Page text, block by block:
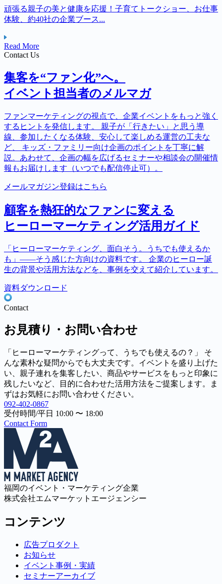
頑張る親子の美と健康を応援！子育てトークショー、お仕事
体験、約40社の企業ブース...
Read More
Contact Us
集客を“ファン化”へ。
イベント担当者のメルマガ
ファンマーケティングの視点で、企業イベントをもっと強く
するヒントを発信します。 親子が「行きたい」と思う導
線、参加したくなる体験、安心して楽しめる運営の工夫な
ど、 キッズ・ファミリー向け企画のポイントを丁寧に解
説。あわせて、企画の幅を広げるセミナーや相談会の開催情
報もお届けします（いつでも配信停止可）。
メールマガジン登録はこちら
顧客を熱狂的なファンに変える
ヒーローマーケティング活用ガイド
「ヒーローマーケティング、面白そう。うちでも使えるか
も」――そう感じた方向けの資料です。 企業のヒーロー誕
生の背景や活用方法などを、事例を交えて紹介しています。
資料ダウンロード
Contact
お見積り・お問い合わせ
「ヒーローマーケティングって、うちでも使えるの？」 そ
んな素朴な疑問からでも大丈夫です。イベントを盛り上げた
い、親子連れを集客したい、商品やサービスをもっと印象に
残したいなど、目的に合わせた活用方法をご提案します。ま
ずはお気軽にお問い合わせください。
092-402-0867
受付時間/平日 10:00 〜 18:00
Contact Form
福岡のイベント・マーケティング企業
株式会社エムマーケットエージェンシー
コンテンツ
広告プロダクト
お知らせ
イベント事例・実績
セミナーアーカイブ